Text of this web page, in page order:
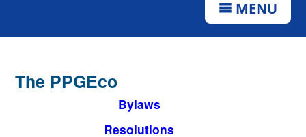
MENU
The PPGEco
Bylaws
Resolutions